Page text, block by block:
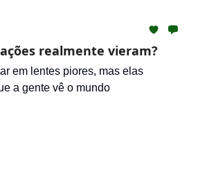
realmente vieram?
em lentes piores, mas elas
a gente vê o mundo